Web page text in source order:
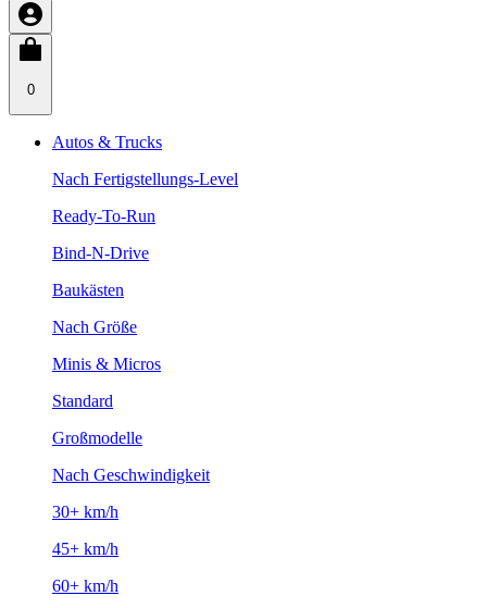
0
Autos & Trucks
Nach Fertigstellungs-Level
Ready-To-Run
Bind-N-Drive
Baukästen
Nach Größe
Minis & Micros
Standard
Großmodelle
Nach Geschwindigkeit
30+ km/h
45+ km/h
60+ km/h